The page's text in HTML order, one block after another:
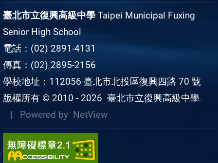
臺北市立復興高級中學 Taipei Municipal Fuxing
Senior High School
電話：(02) 2891-4131
傳真：(02) 2895-2156
學校地址：112056 臺北市北投區復興四路 70 號
版權所有 © 2010 - 2026 臺北市立復興高級中學
| Powered by NetView